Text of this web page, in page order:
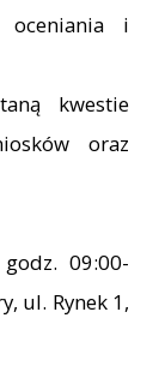
oceniania i
kwestie
oraz
09:00-
ul. Rynek 1,